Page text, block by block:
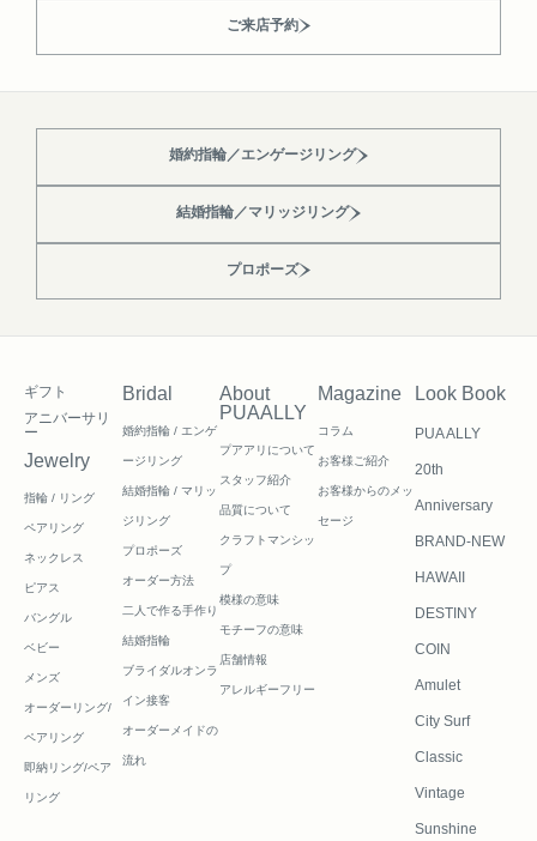
ご来店予約
婚約指輪／エンゲージリング
結婚指輪／マリッジリング
プロポーズ
ギフト
アニバーサリ
ー
Jewelry
指輪 / リング
ペアリング
ネックレス
ピアス
バングル
ベビー
メンズ
オーダーリング/
ペアリング
即納リング/ペア
リング
Bridal
婚約指輪 / エンゲ
ージリング
結婚指輪 / マリッ
ジリング
プロポーズ
オーダー方法
二人で作る手作り
結婚指輪
ブライダルオンラ
イン接客
オーダーメイドの
流れ
About
PUAALLY
プアアリについて
スタッフ紹介
品質について
クラフトマンシッ
プ
模様の意味
モチーフの意味
店舗情報
アレルギーフリー
Magazine
コラム
お客様ご紹介
お客様からのメッ
セージ
Look Book
PUA ALLY
20th
Anniversary
BRAND-NEW
HAWAII
DESTINY
COIN
Amulet
City Surf
Classic
Vintage
Sunshine